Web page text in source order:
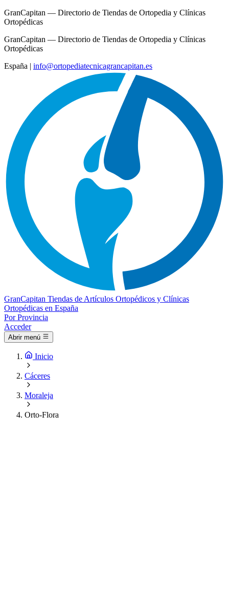
GranCapitan — Directorio de Tiendas de Ortopedia y Clínicas
Ortopédicas
GranCapitan — Directorio de Tiendas de Ortopedia y Clínicas
Ortopédicas
España | info@ortopediatecnicagrancapitan.es
GranCapitan Tiendas de Artículos Ortopédicos y Clínicas
Ortopédicas en España
Por Provincia
Acceder
Abrir menú
Inicio
Cáceres
Moraleja
Orto-Flora